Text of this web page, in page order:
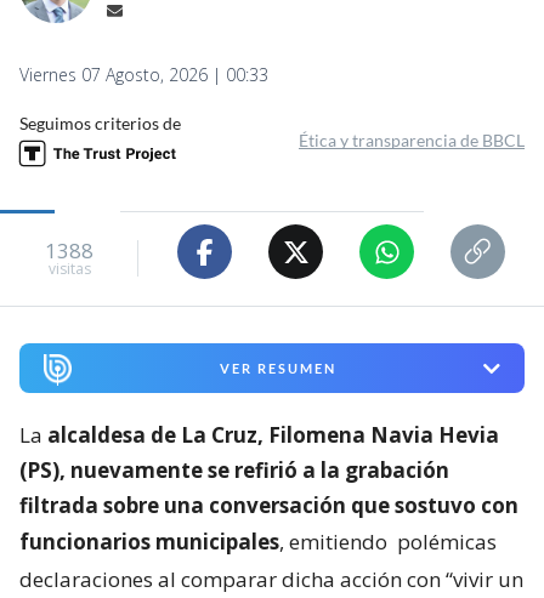
Viernes 07 Agosto, 2026 | 00:33
Seguimos criterios de
Ética y transparencia de BBCL
1388
visitas
VER RESUMEN
La alcaldesa de La Cruz, Filomena Navia Hevia
(PS), nuevamente se refirió a la grabación
filtrada sobre una conversación que sostuvo con
funcionarios municipales, emitiendo polémicas
declaraciones al comparar dicha acción con “vivir un